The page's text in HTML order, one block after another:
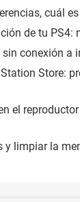
cuál
de tu PS4:
conexión a
Store:
el
y limpiar la